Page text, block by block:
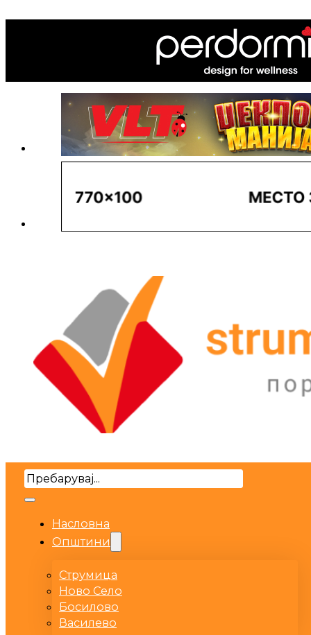
Search
Насловна
Општини
Струмица
Ново Село
Босилово
Василево